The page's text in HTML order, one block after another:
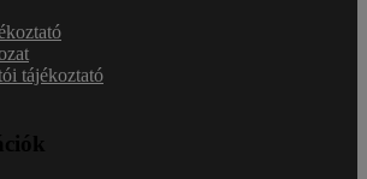
tájékoztató